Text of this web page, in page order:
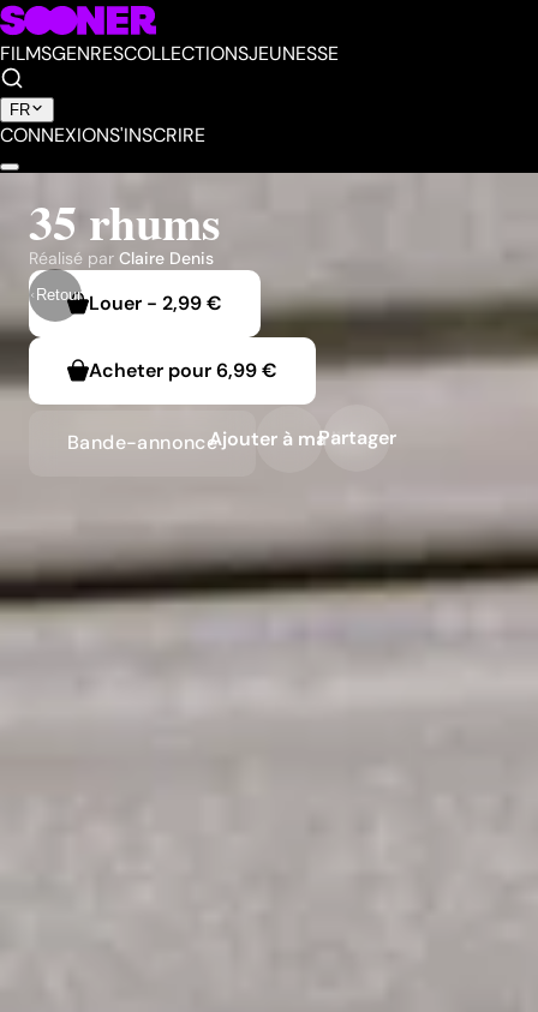
FILMSGENRESCOLLECTIONSJEUNESSE
FR
CONNEXIONS'INSCRIRE
Retour
35 rhums
Réalisé par Claire Denis
Louer - 2,99 €
Acheter pour6,99 €
Bande-annonceAjouter à ma liste
Partager